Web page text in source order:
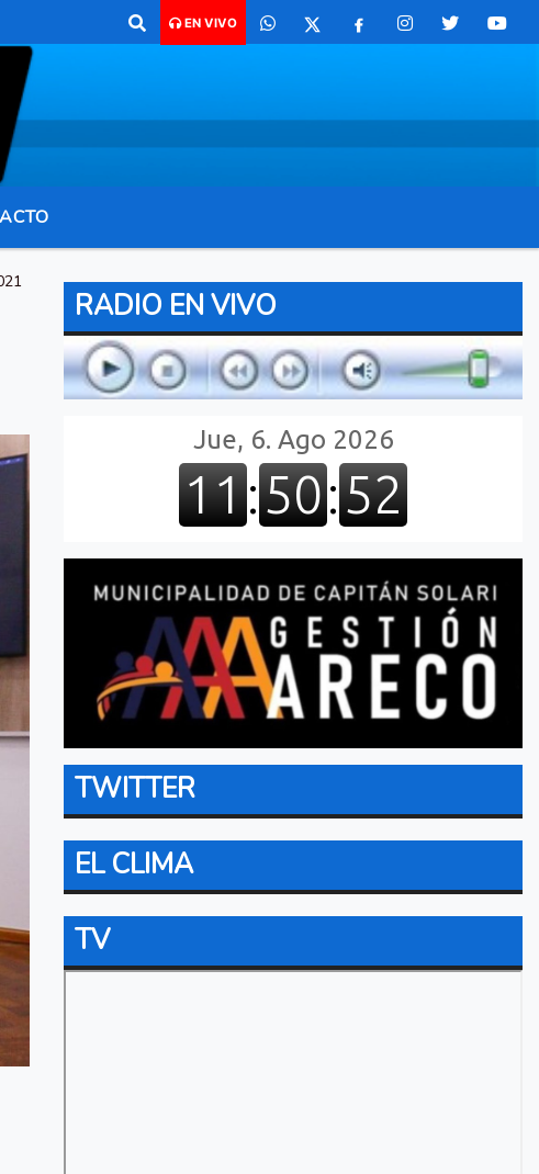
para comunicarte 362 4879579 Radio argentina 89.3 Mhz Catamarca
EN VIVO
RADIO EN VIVO
TWITTER
EL CLIMA
TV